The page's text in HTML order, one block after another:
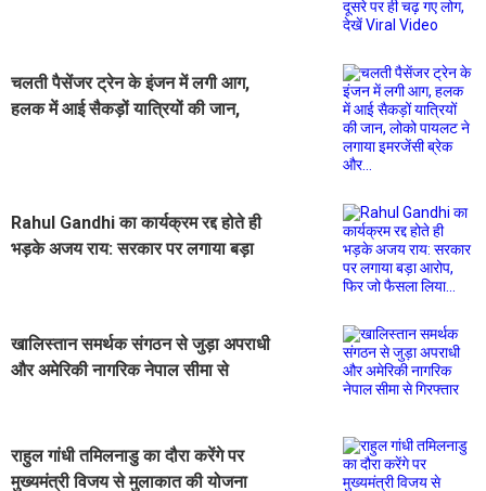
चलती पैसेंजर ट्रेन के इंजन में लगी आग,
हलक में आई सैकड़ों यात्रियों की जान,
Rahul Gandhi का कार्यक्रम रद्द होते ही
भड़के अजय राय: सरकार पर लगाया बड़ा
खालिस्तान समर्थक संगठन से जुड़ा अपराधी
और अमेरिकी नागरिक नेपाल सीमा से
राहुल गांधी तमिलनाडु का दौरा करेंगे पर
मुख्यमंत्री विजय से मुलाकात की योजना